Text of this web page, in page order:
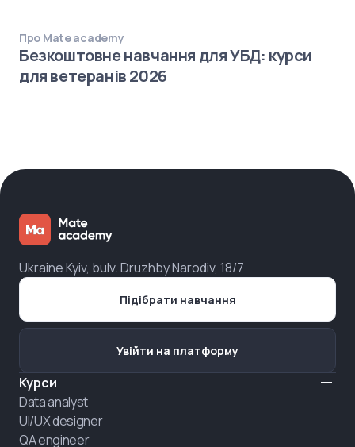
Про Mate academy
Безкоштовне навчання для УБД: курси
для ветеранів 2026
Ukraine Kyiv, bulv. Druzhby Narodiv, 18/7
Курси
Data analyst
UI/UX designer
QA engineer
Підібрати навчання
Увійти на платформу